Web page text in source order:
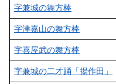
字兼城の舞方棒
字津嘉山の舞方棒
字喜屋武の舞方棒
字兼城の二才踊「揚作田」